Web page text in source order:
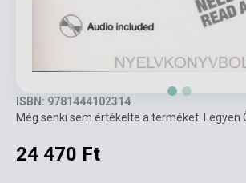
ISBN: 9781444102314
Még senki sem értékelte a terméket. Legyen
24 470 Ft